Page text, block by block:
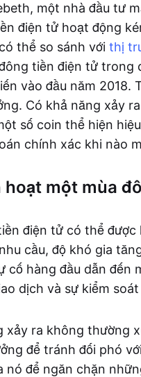
một nhà đầu tư
điện tử hoạt động
thể so sánh với thị
tiền điện tử trong
vào đầu năm 2018.
Có khả năng xảy
số coin thể hiện
chính xác khi nào
một mùa
điện tử có thể
cầu, độ khó gia
cố hàng đầu dẫn
dịch và sự kiểm
xảy ra không thường
để tránh đối phó
nó để ngăn chặn